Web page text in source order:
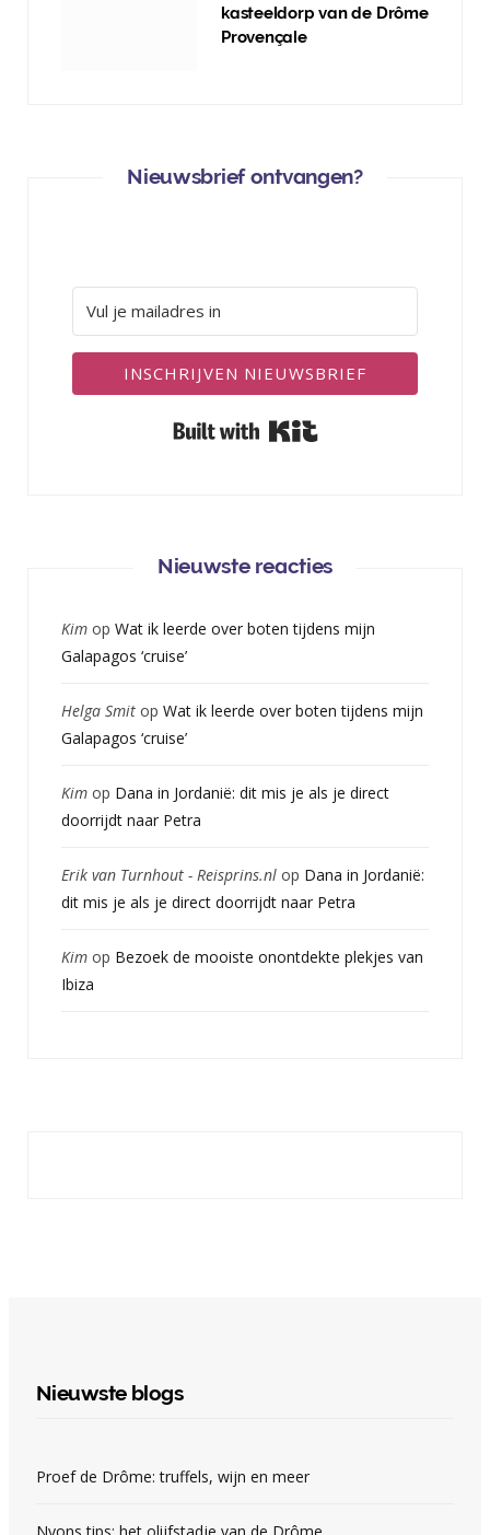
kasteeldorp van de Drôme
Provençale
Nieuwsbrief ontvangen?
INSCHRIJVEN NIEUWSBRIEF
Nieuwste reacties
Kim op Wat ik leerde over boten tijdens mijn
Galapagos ‘cruise’
Helga Smit op Wat ik leerde over boten tijdens mijn
Galapagos ‘cruise’
Kim op Dana in Jordanië: dit mis je als je direct
doorrijdt naar Petra
Erik van Turnhout - Reisprins.nl op Dana in Jordanië:
dit mis je als je direct doorrijdt naar Petra
Kim op Bezoek de mooiste onontdekte plekjes van
Ibiza
Nieuwste blogs
Proef de Drôme: truffels, wijn en meer